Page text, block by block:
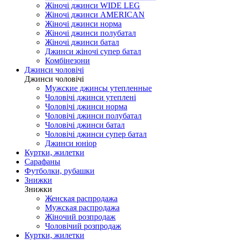
Жіночі джинси WIDE LEG
Жіночі джинси AMERICAN
Жіночі джинси норма
Жіночі джинси полубатал
Жіночі джинси батал
Джинси жіночі супер батал
Комбінезони
Джинси чоловічі
Джинси чоловічі
Мужские джинсы утепленные
Чоловічі джинси утеплені
Чоловічі джинси норма
Чоловічі джинси полубатал
Чоловічі джинси батал
Чоловічі джинси супер батал
Джинси юніор
Куртки, жилетки
Сарафаны
Футболки, рубашки
Знижки
Знижки
Женская распродажа
Мужская распродажа
Жіночий розпродаж
Чоловічий розпродаж
Куртки, жилетки